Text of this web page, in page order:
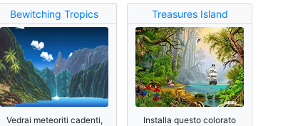
Bewitching Tropics
Vedrai meteoriti cadenti,
Treasures Island
Installa questo colorato